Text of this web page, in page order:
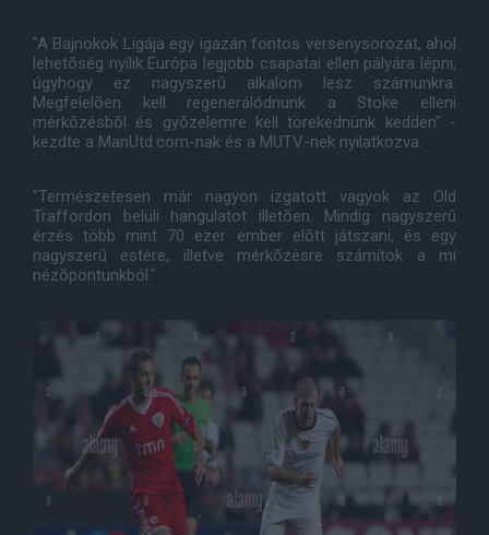
"A Bajnokok Ligája egy igazán fontos versenysorozat, ahol
lehetõség nyílik Európa legjobb csapatai ellen pályára lépni,
úgyhogy ez nagyszerû alkalom lesz számunkra.
Megfelelõen kell regenerálódnunk a Stoke elleni
mérkõzésbõl és gyõzelemre kell törekednünk kedden" -
kezdte a ManUtd.com-nak és a MUTV-nek nyilatkozva.
"Természetesen már nagyon izgatott vagyok az Old
Traffordon belüli hangulatot illetõen. Mindig nagyszerû
érzés több mint 70 ezer ember elõtt játszani, és egy
nagyszerû estére, illetve mérkõzésre számítok a mi
nézõpontunkból."